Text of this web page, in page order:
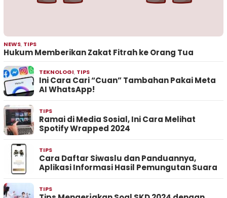
NEWS, TIPS
Hukum Memberikan Zakat Fitrah ke Orang Tua
TEKNOLOGI, TIPS
Ini Cara Cari “Cuan” Tambahan Pakai Meta
AI WhatsApp!
TIPS
Ramai di Media Sosial, Ini Cara Melihat
Spotify Wrapped 2024
TIPS
Cara Daftar Siwaslu dan Panduannya,
Aplikasi Informasi Hasil Pemungutan Suara
TIPS